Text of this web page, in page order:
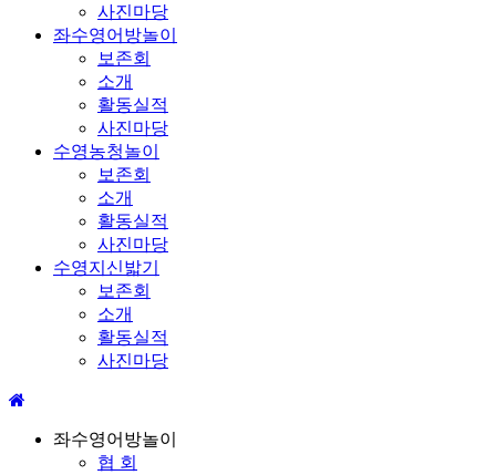
사진마당
좌수영어방놀이
보존회
소개
활동실적
사진마당
수영농청놀이
보존회
소개
활동실적
사진마당
수영지신밟기
보존회
소개
활동실적
사진마당
좌수영어방놀이
협 회